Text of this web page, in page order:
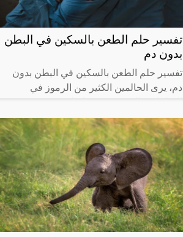
تفسير حلم الطعن بالسكين في البطن
بدون دم
تفسير حلم الطعن بالسكين في البطن بدون
دم، يرى الحالمين الكثير من الرموز في
بالخير والفرج وأخرى باطلة نابعة من العقل